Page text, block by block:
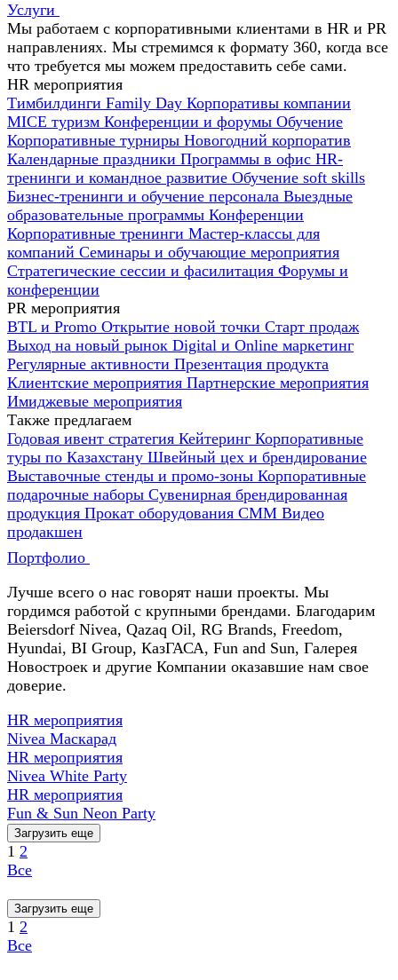
Услуги
Мы работаем с корпоративными клиентами в HR и PR
направлениях. Мы стремимся к формату 360, когда все
что требуется мы можем предоставить себе сами.
HR мероприятия
Тимбилдинги Family Day Корпоративы компании
MICE туризм Конференции и форумы Обучение
Корпоративные турниры Новогодний корпоратив
Календарные праздники Программы в офис HR-
тренинги и командное развитие Oбучение soft skills
Бизнес-тренинги и обучение персонала Выездные
образовательные программы Конференции
Корпоративные тренинги Мастер-классы для
компаний Семинары и обучающие мероприятия
Стратегические сессии и фасилитация Форумы и
конференции
PR мероприятия
BTL и Promo Открытие новой точки Старт продаж
Выход на новый рынок Digital и Online маркетинг
Регулярные активности Презентация продукта
Клиентские мероприятия Партнерские мероприятия
Имиджевые мероприятия
Также предлагаем
Годовая ивент стратегия Кейтеринг Корпоративные
туры по Казахстану Швейный цех и брендирование
Выставочные стенды и промо-зоны Корпоративные
подарочные наборы Сувенирная брендированная
продукция Прокат оборудования СММ Видео
продакшен
Портфолио
Лучше всего о нас говорят наши проекты. Мы
гордимся работой с крупными брендами. Благодарим
Beiersdorf Nivea, Qazaq Oil, RG Brands, Freedom,
Hyundai, BI Group, КазГАСА, Fun and Sun, Галерея
Новостроек и другие Компании оказавшие нам свое
доверие.
HR мероприятия
Nivea Маскарад
HR мероприятия
Nivea White Party
HR мероприятия
Fun & Sun Neon Party
Загрузить еще
1 2
Все
Загрузить еще
1 2
Все